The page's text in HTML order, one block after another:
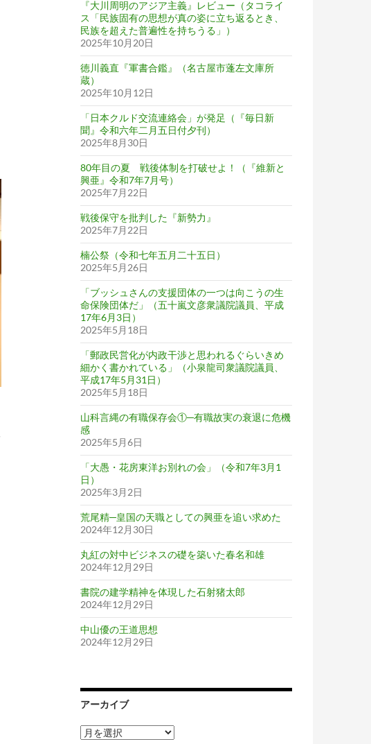
『大川周明のアジア主義』レビュー（タコライ
ス「民族固有の思想が真の姿に立ち返るとき、
民族を超えた普遍性を持ちうる」）
2025年10月20日
徳川義直『軍書合鑑』（名古屋市蓬左文庫所
蔵）
2025年10月12日
「日本クルド交流連絡会」が発足（『毎日新
聞』令和六年二月五日付夕刊）
2025年8月30日
80年目の夏 戦後体制を打破せよ！（『維新と
興亜』令和7年7月号）
2025年7月22日
戦後保守を批判した『新勢力』
2025年7月22日
楠公祭（令和七年五月二十五日）
2025年5月26日
「ブッシュさんの支援団体の一つは向こうの生
命保険団体だ」（五十嵐文彦衆議院議員、平成
17年6月3日）
2025年5月18日
「郵政民営化が内政干渉と思われるぐらいきめ
細かく書かれている」（小泉龍司衆議院議員、
平成17年5月31日）
2025年5月18日
山科言縄の有職保存会①─有職故実の衰退に危機
感
2025年5月6日
「大愚・花房東洋お別れの会」（令和7年3月1
日）
2025年3月2日
荒尾精─皇国の天職としての興亜を追い求めた
2024年12月30日
丸紅の対中ビジネスの礎を築いた春名和雄
2024年12月29日
書院の建学精神を体現した石射猪太郎
2024年12月29日
中山優の王道思想
2024年12月29日
アーカイブ
ア